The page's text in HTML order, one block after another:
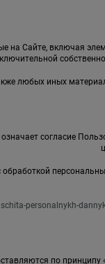
на Сайте, включая
любых иных
согласие
обработкой
personalnykh-
по